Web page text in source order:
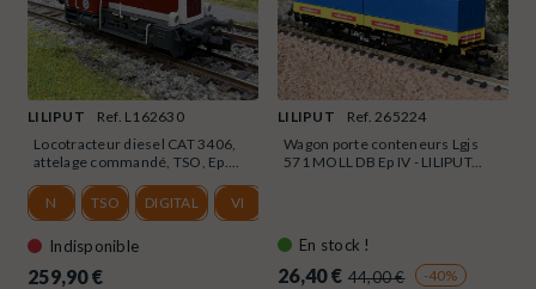
LILIPUT
Ref. L162630
Locotracteur diesel CAT 3406,
attelage commandé, TSO, Ep....
N TSO DIGITAL VI
Indisponible
259,90 €
LILIPUT
Ref. 265224
Wagon porte conteneurs Lgjs
571 MOLL DB Ep IV - LILIPUT...
En stock !
26,40 € 44,00 € -40%